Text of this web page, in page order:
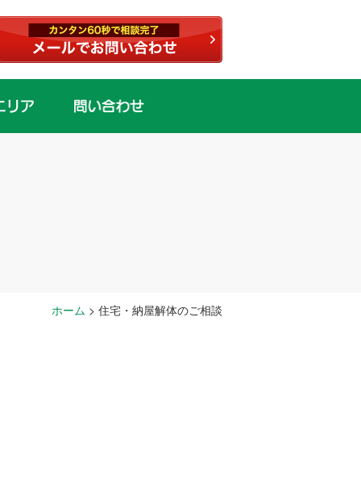
ホーム > 住宅・納屋解体のご相談